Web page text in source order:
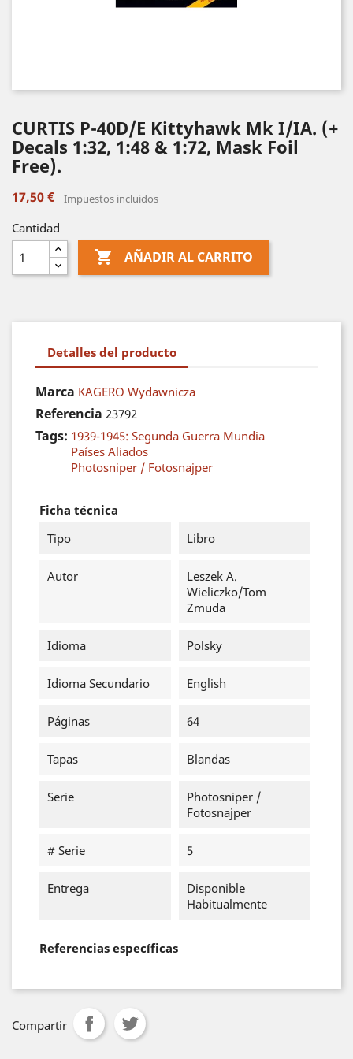
CURTIS P-40D/E Kittyhawk Mk I/IA. (+
Decals 1:32, 1:48 & 1:72, Mask Foil
Free).
17,50 € Impuestos incluidos
Cantidad
 AÑADIR AL CARRITO
Detalles del producto
Marca KAGERO Wydawnicza
Referencia 23792
Tags: 1939-1945: Segunda Guerra Mundia
Países Aliados
Photosniper / Fotosnajper
Ficha técnica
Tipo
Libro
Autor
Leszek A.
Wieliczko/Tom
Zmuda
Idioma Polsky
Idioma Secundario English
Páginas 64
Tapas Blandas
Serie
Photosniper /
Fotosnajper
# Serie 5
Entrega
Disponible
Habitualmente
Referencias específicas
Compartir